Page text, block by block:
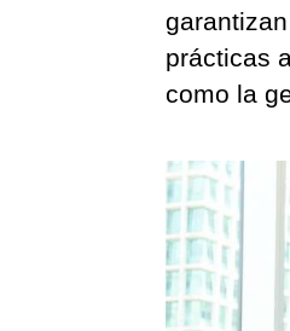
prácticas
como la